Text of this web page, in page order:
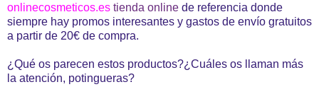
onlinecosmeticos.es tienda online de referencia donde
siempre hay promos interesantes y gastos de envío gratuitos
a partir de 20€ de compra.
¿Qué os parecen estos productos?¿Cuáles os llaman más
la atención, potingueras?